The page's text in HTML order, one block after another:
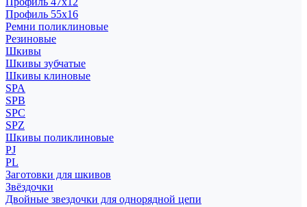
Профиль 55x16
Ремни поликлиновые
Резиновые
Шкивы
Шкивы зубчатые
Шкивы клиновые
SPA
SPB
SPC
SPZ
Шкивы поликлиновые
PJ
PL
Заготовки для шкивов
Звёздочки
Двойные звездочки для однорядной цепи